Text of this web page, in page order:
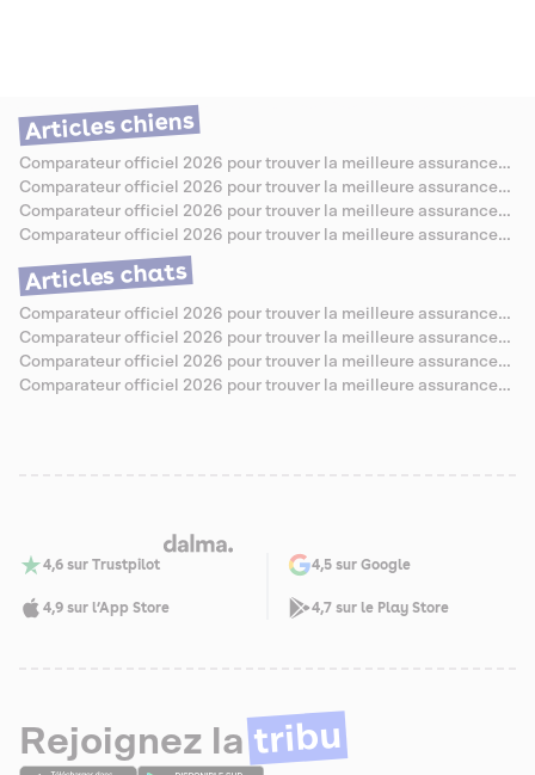
de chacun.
Articles chiens
Comparateur officiel 2026 pour trouver la meilleure assurance
santé pour Berger Allemand
Comparateur officiel 2026 pour trouver la meilleure assurance
santé pour Caniche
Comparateur officiel 2026 pour trouver la meilleure assurance
santé pour Bouledogue Anglais
Comparateur officiel 2026 pour trouver la meilleure assurance
santé pour Jack Russell
Articles chats
Comparateur officiel 2026 pour trouver la meilleure assurance
santé pour Chartreux
Comparateur officiel 2026 pour trouver la meilleure assurance
santé pour Sibérien
Comparateur officiel 2026 pour trouver la meilleure assurance
santé pour Abyssin
Comparateur officiel 2026 pour trouver la meilleure assurance
4,6 sur Trustpilot 4,5 sur Google
4,9 sur l’App Store 4,7 sur le Play Store
Rejoignez la tribu